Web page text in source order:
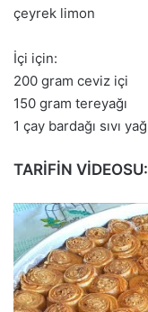
çeyrek limon
İçi için:
200 gram ceviz içi
150 gram tereyağı
1 çay bardağı sıvı yağ
TARİFİN VİDEOSU: